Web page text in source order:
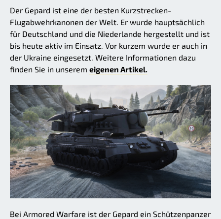
Der Gepard ist eine der besten Kurzstrecken-
Flugabwehrkanonen der Welt. Er wurde hauptsächlich
für Deutschland und die Niederlande hergestellt und ist
bis heute aktiv im Einsatz. Vor kurzem wurde er auch in
der Ukraine eingesetzt. Weitere Informationen dazu
finden Sie in unserem eigenen Artikel.
Bei Armored Warfare ist der Gepard ein Schützenpanzer